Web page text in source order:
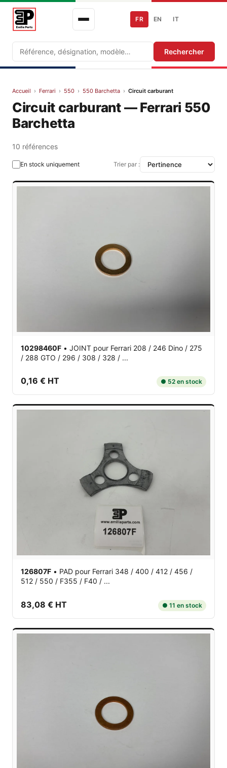
Recherche Rechercher
FR EN IT
Accueil › Ferrari › 550 › 550 Barchetta › Circuit carburant
Circuit carburant — Ferrari 550
Barchetta
10 références
En stock uniquement Trier par :
10298460F • JOINT pour Ferrari 208 / 246 Dino / 275
/ 288 GTO / 296 / 308 / 328 / ...
0,16 € HT ● 52 en stock
126807F • PAD pour Ferrari 348 / 400 / 412 / 456 /
512 / 550 / F355 / F40 / ...
83,08 € HT ● 11 en stock